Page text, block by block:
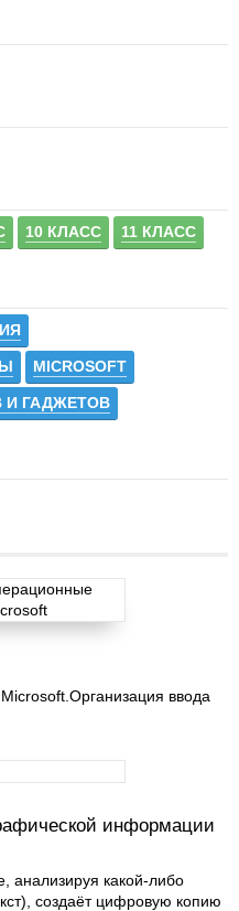
10 КЛАСС 11 КЛАСС
MICROSOFT
И ГАДЖЕТОВ
ввода
информации
анализируя какой-либо
создаёт цифровую копию